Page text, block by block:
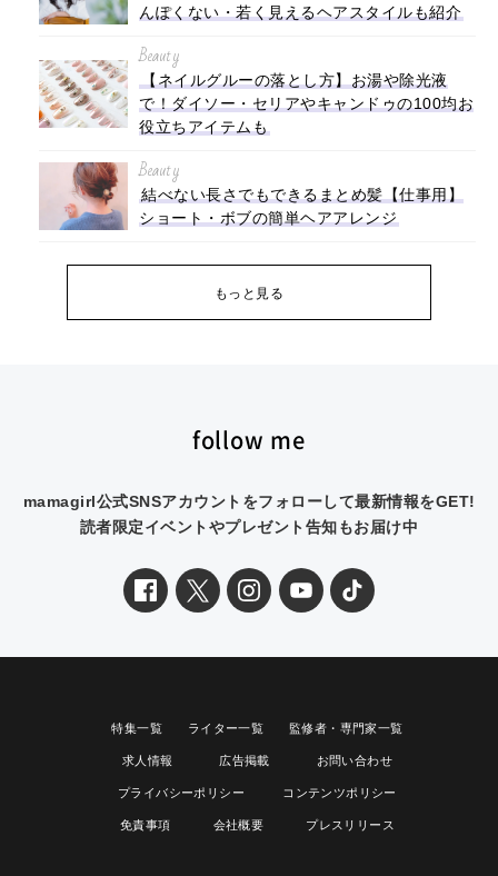
んぽくない・若く見えるヘアスタイルも紹介
Beauty
【ネイルグルーの落とし方】お湯や除光液
で！ダイソー・セリアやキャンドゥの100均お
役立ちアイテムも
Beauty
結べない長さでもできるまとめ髪【仕事用】
ショート・ボブの簡単ヘアアレンジ
もっと見る
follow me
mamagirl公式SNSアカウントをフォローして最新情報をGET!
読者限定イベントやプレゼント告知もお届け中
特集一覧 ライター一覧 監修者・専門家一覧
求人情報 広告掲載 お問い合わせ
プライバシーポリシー コンテンツポリシー
免責事項 会社概要 プレスリリース